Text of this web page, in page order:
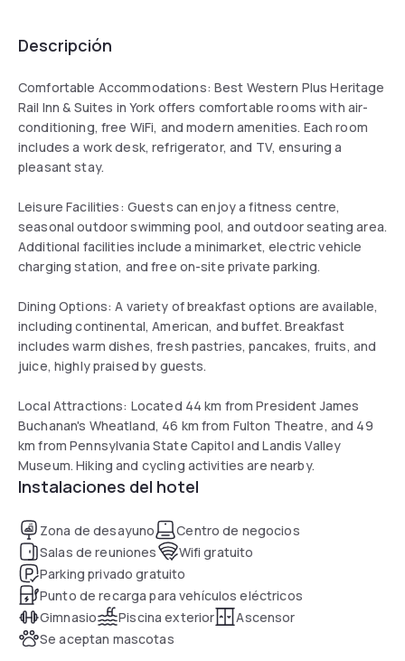
Descripción
Comfortable Accommodations: Best Western Plus Heritage
Rail Inn & Suites in York offers comfortable rooms with air-
conditioning, free WiFi, and modern amenities. Each room
includes a work desk, refrigerator, and TV, ensuring a
pleasant stay.
Leisure Facilities: Guests can enjoy a fitness centre,
seasonal outdoor swimming pool, and outdoor seating area.
Additional facilities include a minimarket, electric vehicle
charging station, and free on-site private parking.
Dining Options: A variety of breakfast options are available,
including continental, American, and buffet. Breakfast
includes warm dishes, fresh pastries, pancakes, fruits, and
juice, highly praised by guests.
Local Attractions: Located 44 km from President James
Buchanan's Wheatland, 46 km from Fulton Theatre, and 49
km from Pennsylvania State Capitol and Landis Valley
Museum. Hiking and cycling activities are nearby.
Instalaciones del hotel
Zona de desayuno
Centro de negocios
Salas de reuniones
Wifi gratuito
Parking privado gratuito
Punto de recarga para vehículos eléctricos
Gimnasio
Piscina exterior
Ascensor
Se aceptan mascotas